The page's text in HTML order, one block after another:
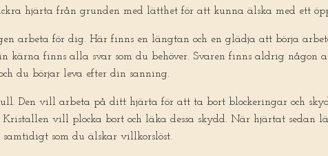
hjärta från grunden med lätthet för att kunna älska med ett
arbeta för dig. Här finns en längtan och en glädja att börja
kärna finns alla svar som du behöver. Svaren finns aldrig
du börjar leva efter din sanning.
Den vill arbeta på ditt hjärta för att ta bort blockeringar och
vill plocka bort och läka dessa skydd. När hjärtat sedan
som du älskar villkorslöst.